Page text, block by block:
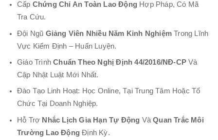
Cấp Chứng Chỉ An Toàn Lao Động Hợp Pháp, Có Mã
Tra Cứu.
Đội Ngũ Giảng Viên Nhiều Năm Kinh Nghiệm Trong Lĩnh
Vực Kiểm Định – Huấn Luyện.
Giáo TrìnhChuẩn Theo Nghị Định 44/2016/NĐ-CP Và
Cập Nhật Luật Mới Nhất.
Đào Tạo Linh Hoạt: Học Online, Tại Trung Tâm Hoặc Tổ
Chức Tại Doanh Nghiệp.
Hỗ Trợ Nhắc Lịch Gia Hạn Tự Động VàQuan Trắc Môi
Trường Lao Động Định Kỳ.